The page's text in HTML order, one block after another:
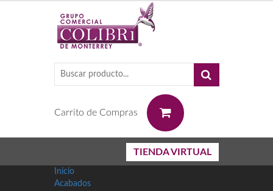
Carrito de Compras
TIENDA VIRTUAL
Inicio
Acabados